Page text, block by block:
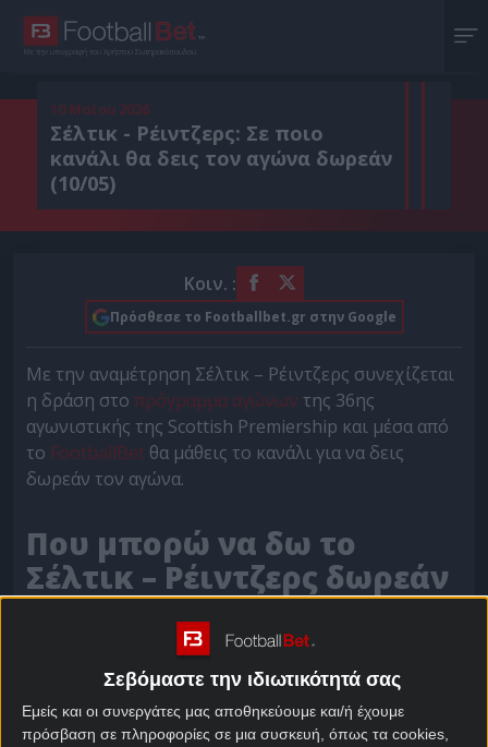
Σεβόμαστε την ιδιωτικότητά σας
Εμείς και οι συνεργάτες μας αποθηκεύουμε και/ή έχουμε
πρόσβαση σε πληροφορίες σε μια συσκευή, όπως τα cookies,
Με την υπογραφή του Χρήστου Σωτηρακόπουλου
10 Μαΐου 2026
Σέλτικ - Ρέιντζερς: Σε ποιο
κανάλι θα δεις τον αγώνα δωρεάν
(10/05)
Κοιν. :
Πρόσθεσε το Footballbet.gr στην Google
Με την αναμέτρηση Σέλτικ – Ρέιντζερς συνεχίζεται
η δράση στο πρόγραμμα αγώνων της 36ης
αγωνιστικής της Scottish Premiership και μέσα από
το FootballBet θα μάθεις το κανάλι για να δεις
δωρεάν τον αγώνα.
Που μπορώ να δω το
Σέλτικ – Ρέιντζερς δωρεάν
Ο αγώνας Σέλτικ – Ρέιντζερς θα λάβει χώρα την
Κυριακή 10 Μαΐου (14:00) στο «Celtic Park» και θα
μεταδοθεί ζωντανά από τα κανάλια Cosmote Sports.
Σέλτικ – Ρέιντζερς